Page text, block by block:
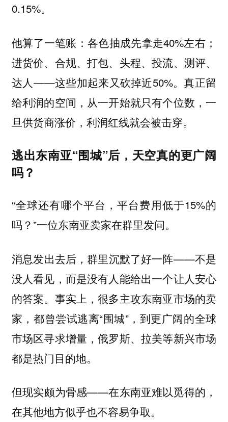
0.15%。
他算了一笔账：各色抽成先拿走40%左右；
进货价、合规、打包、头程、投流、测评、
达人——这些加起来又砍掉近50%。真正留
给利润的空间，从一开始就只有个位数，一
旦供货商涨价，利润红线就会被击穿。
逃出东南亚“围城”后，天空真的更广阔
吗？
“全球还有哪个平台，平台费用低于15%的
吗？”一位东南亚卖家在群里发问。
消息发出去后，群里沉默了好一阵——不是
没人看见，而是没有人能给出一个让人安心
的答案。事实上，很多主攻东南亚市场的卖
家，都曾尝试逃离“围城”，到更广阔的全球
市场区寻求增量，俄罗斯、拉美等新兴市场
都是热门目的地。
但现实颇为骨感——在东南亚难以觅得的，
在其他地方似乎也不容易争取。